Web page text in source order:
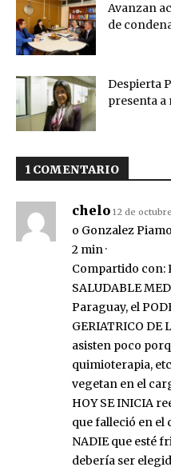
Avanzan
de
Despierta
presenta
1 COMENTARIO
chelo 12 de
o Gonzalez
2 min ·
Compartido con:
SALUDABLE
Paraguay, el
GERIATRICO DE
asisten poco
quimioterapia,
vegetan en el
HOY SE INICIA
que falleció en el
NADIE que esté
debería ser